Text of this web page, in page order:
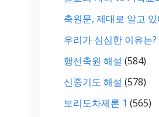
축원문, 제대로 알고 있
우리가 심심한 이유는?
행선축원 해설 (584)
신중기도 해설 (578)
보리도차제론 1 (565)